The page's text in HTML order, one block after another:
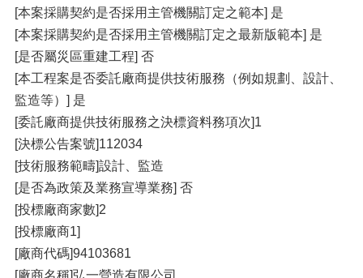
[本案採購契約是否採用主管機關訂定之範本] 是
[本案採購契約是否採用主管機關訂定之最新版範本] 是
[是否屬災區重建工程] 否
[本工程案是否委託廠商提供技術服務（例如規劃、設計、
監造等）] 是
[委託廠商提供技術服務之決標資料務項次]1
[決標公告案號]112034
[技術服務範疇]設計、監造
[是否為政策及業務宣導業務] 否
[投標廠商家數]2
[投標廠商1]
[廠商代碼]94103681
[廠商名稱]弘一營造有限公司